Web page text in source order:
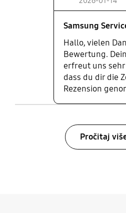
(mein Lieblingsspiel alleine
einem Abo ist man schnell
Absolute Kaufempfehlung!
Samsung
Hallo, vielen
Bewertung.
erfreut uns
dass du dir die
Rezension
Pročitaj